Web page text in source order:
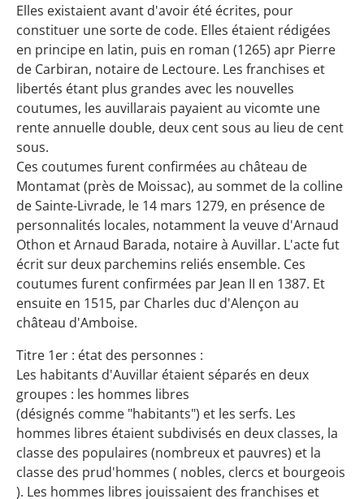
Elles existaient avant d'avoir été écrites, pour
constituer une sorte de code. Elles étaient rédigées
en principe en latin, puis en roman (1265) apr Pierre
de Carbiran, notaire de Lectoure. Les franchises et
libertés étant plus grandes avec les nouvelles
coutumes, les auvillarais payaient au vicomte une
rente annuelle double, deux cent sous au lieu de cent
sous.
Ces coutumes furent confirmées au château de
Montamat (près de Moissac), au sommet de la colline
de Sainte-Livrade, le 14 mars 1279, en présence de
personnalités locales, notamment la veuve d'Arnaud
Othon et Arnaud Barada, notaire à Auvillar. L'acte fut
écrit sur deux parchemins reliés ensemble. Ces
coutumes furent confirmées par Jean II en 1387. Et
ensuite en 1515, par Charles duc d'Alençon au
château d'Amboise.
Titre 1er : état des personnes :
Les habitants d'Auvillar étaient séparés en deux
groupes : les hommes libres
(désignés comme "habitants") et les serfs. Les
hommes libres étaient subdivisés en deux classes, la
classe des populaires (nombreux et pauvres) et la
classe des prud'hommes ( nobles, clercs et bourgeois
). Les hommes libres jouissaient des franchises et